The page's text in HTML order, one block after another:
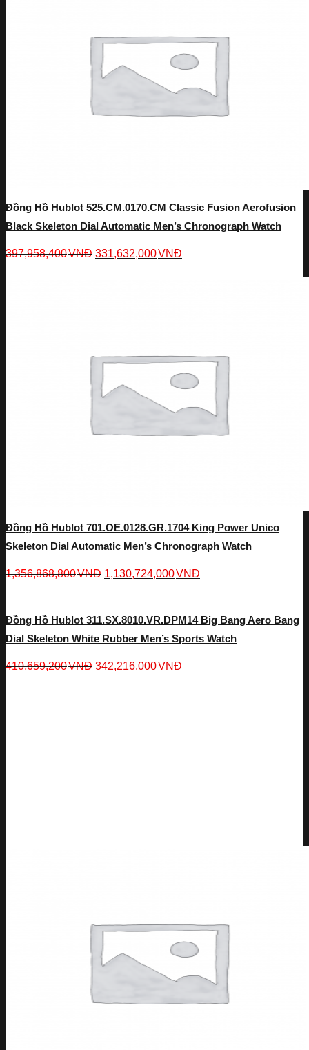
Đồng Hồ Hublot 525.CM.0170.CM Classic Fusion Aerofusion
Black Skeleton Dial Automatic Men’s Chronograph Watch
397,958,400VNĐ 331,632,000VNĐ
Đồng Hồ Hublot 701.OE.0128.GR.1704 King Power Unico
Skeleton Dial Automatic Men’s Chronograph Watch
1,356,868,800VNĐ 1,130,724,000VNĐ
Đồng Hồ Hublot 311.SX.8010.VR.DPM14 Big Bang Aero Bang
Dial Skeleton White Rubber Men’s Sports Watch
410,659,200VNĐ 342,216,000VNĐ